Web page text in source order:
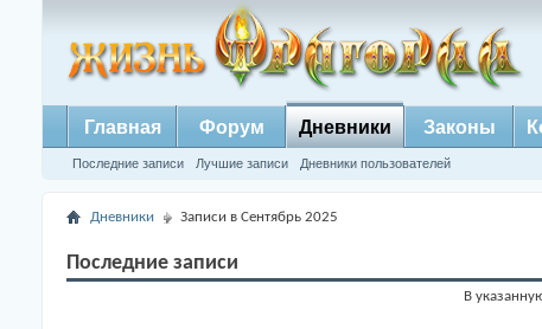
Главная Форум Дневники
Последние записи Лучшие записи Дневники пользователей
Законы
Дневники Записи в Сентябрь 2025
Последние записи
В